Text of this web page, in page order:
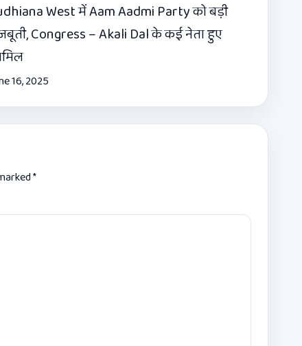
West में Aam Aadmi Party को बड़ी
Congress – Akali Dal के कई नेता हुए
16, 2025
*